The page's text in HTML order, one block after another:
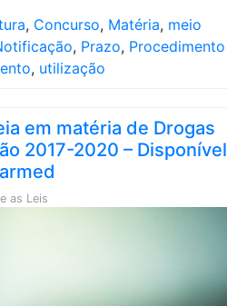
, Concurso, Matéria, meio
, Prazo, Procedimento
, utilização
em matéria de Drogas
2017-2020 – Disponível
as Leis